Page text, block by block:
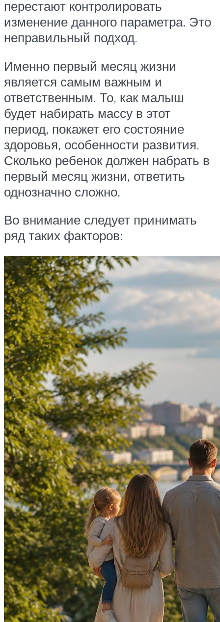
перестают контролировать
изменение данного параметра. Это
неправильный подход.
Именно первый месяц жизни
является самым важным и
ответственным. То, как малыш
будет набирать массу в этот
период, покажет его состояние
здоровья, особенности развития.
Сколько ребенок должен набрать в
первый месяц жизни, ответить
однозначно сложно.
Во внимание следует принимать
ряд таких факторов: